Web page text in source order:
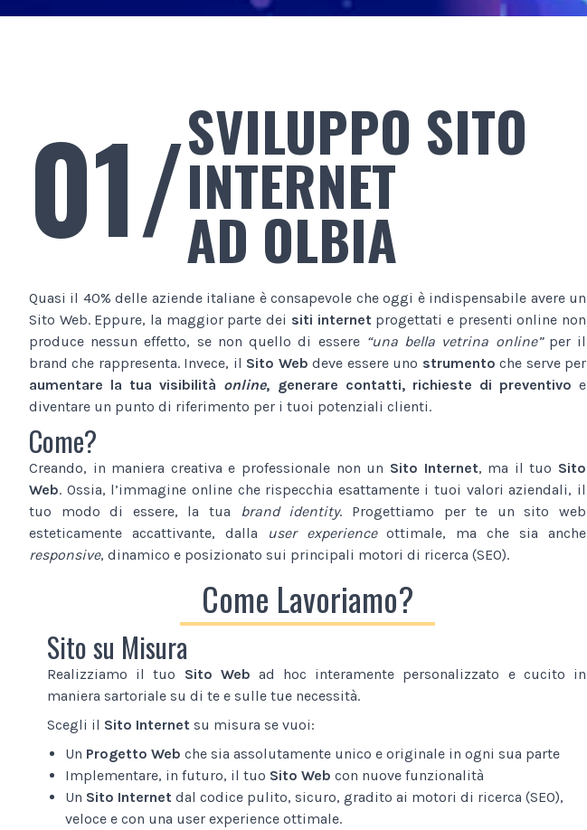
01/SVILUPPO SITO
INTERNET
AD OLBIA
Quasi il 40% delle aziende italiane è consapevole che oggi è indispensabile avere un
Sito Web. Eppure, la maggior parte dei siti internet progettati e presenti online non
produce nessun effetto, se non quello di essere “una bella vetrina online”per il
brand che rappresenta. Invece, il Sito Web deve essere uno strumento che serve per
aumentare la tua visibilità online, generare contatti, richieste di preventivo e
diventare un punto di riferimento per i tuoi potenziali clienti.
Come?
Creando, in maniera creativa e professionale non un Sito Internet, ma il tuo Sito
Web. Ossia, l’immagine online che rispecchia esattamente i tuoi valori aziendali, il
tuo modo di essere, la tua
brand identity. Progettiamo per te un sito web
esteticamente accattivante, dalla
user experienceottimale, ma che sia anche
responsive, dinamico e posizionato sui principali motori di ricerca (SEO).
Come Lavoriamo?
Sito su Misura
Realizziamo il tuo Sito Web ad hoc interamente personalizzato e cucito in
maniera sartoriale su di te e sulle tue necessità.
Scegli il Sito Internet su misura se vuoi:
Un Progetto Web che sia assolutamente unico e originale in ogni sua parte
Implementare, in futuro, il tuo Sito Web con nuove funzionalità
Un Sito Internet dal codice pulito, sicuro, gradito ai motori di ricerca (SEO),
veloce e con una user experience ottimale.